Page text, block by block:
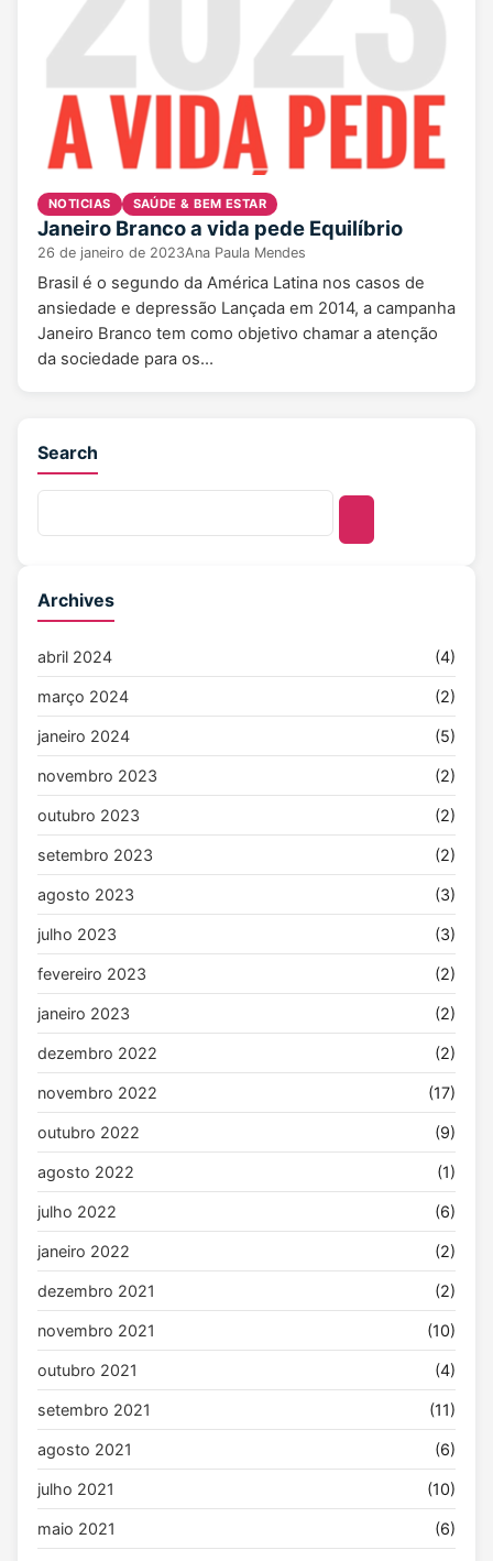
NOTICIAS SAÚDE & BEM ESTAR
Janeiro Branco a vida pede Equilíbrio
26 de janeiro de 2023Ana Paula Mendes
Brasil é o segundo da América Latina nos casos de
ansiedade e depressão Lançada em 2014, a campanha
Janeiro Branco tem como objetivo chamar a atenção
da sociedade para os…
Search
Archives
abril 2024 (4)
março 2024 (2)
janeiro 2024 (5)
novembro 2023 (2)
outubro 2023 (2)
setembro 2023 (2)
agosto 2023 (3)
julho 2023 (3)
fevereiro 2023 (2)
janeiro 2023 (2)
dezembro 2022 (2)
novembro 2022 (17)
outubro 2022 (9)
agosto 2022 (1)
julho 2022 (6)
janeiro 2022 (2)
dezembro 2021 (2)
novembro 2021 (10)
outubro 2021 (4)
setembro 2021 (11)
agosto 2021 (6)
julho 2021 (10)
maio 2021 (6)